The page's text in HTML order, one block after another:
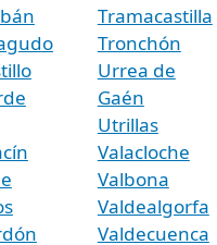
Tramacastilla
Tronchón
Urrea de
Gaén
Utrillas
Valacloche
Valbona
Valdealgorfa
Valdecuenca